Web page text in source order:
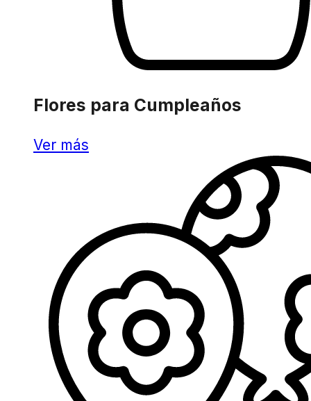
Flores para Cumpleaños
Ver más